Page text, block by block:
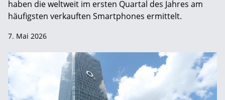
haben die weltweit im ersten Quartal des Jahres am
häufigsten verkauften Smartphones ermittelt.
7. Mai 2026